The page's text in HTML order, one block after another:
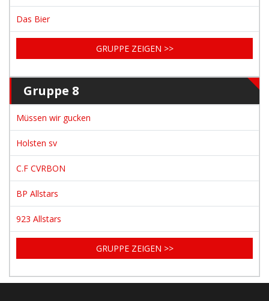
Das Bier
GRUPPE ZEIGEN >>
Gruppe 8
Müssen wir gucken
Holsten sv
C.F CVRBON
BP Allstars
923 Allstars
GRUPPE ZEIGEN >>